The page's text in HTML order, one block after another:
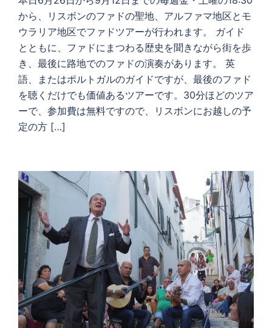
から、リスボンのファドの聖地、アルファマ地区とモ
ウラリア地区でファドツアーが行われます。 ガイド
とともに、ファドにまつわる歴史を聞きながら街を歩
き、最後に路地でのファドの演奏があります。 英
語、またはポルトガルのガイドですが、最後のファド
を聴くだけでも価値あるツアーです。30分ほどのツア
ーで、参加費は無料ですので、リスボンにお越しの予
定の方 […]